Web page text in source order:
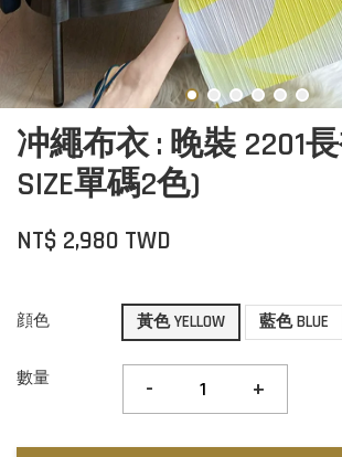
冲繩布衣 : 晚裝 2201長
SIZE單碼2色)
NT$ 2,980 TWD
顔色 黃色 YELLOW 藍色 BLUE
數量 - +